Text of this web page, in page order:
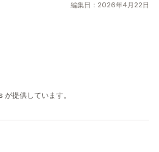
編集日：2026年4月22日
提供しています。